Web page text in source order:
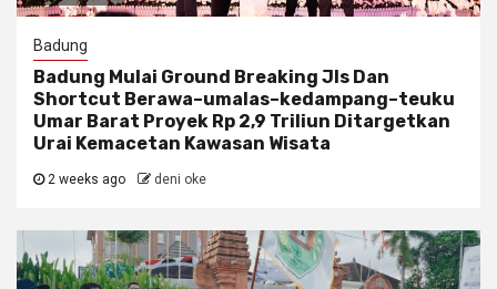
Badung
Badung Mulai Ground Breaking Jls Dan
Shortcut Berawa–umalas–kedampang–teuku
Umar Barat Proyek Rp 2,9 Triliun Ditargetkan
Urai Kemacetan Kawasan Wisata
2 weeks ago deni oke